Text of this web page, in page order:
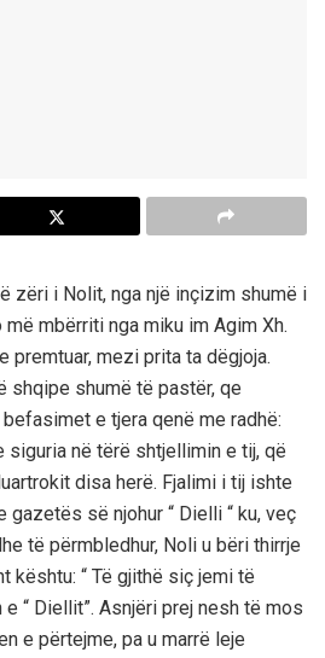
zëri i Nolit, nga një inçizim shumë i
mbërriti nga miku im Agim Xh.
premtuar, mezi prita ta dëgjoja.
shqipe shumë të pastër, qe
e tjera qenë me radhë:
siguria në tërë shtjellimin e tij, që
disa herë. Fjalimi i tij ishte
së njohur “ Dielli “ ku, veç
të përmbledhur, Noli u bëri thirrje
kështu: “ Të gjithë siç jemi të
“ Diellit”. Asnjëri prej nesh të mos
e përtejme, pa u marrë leje